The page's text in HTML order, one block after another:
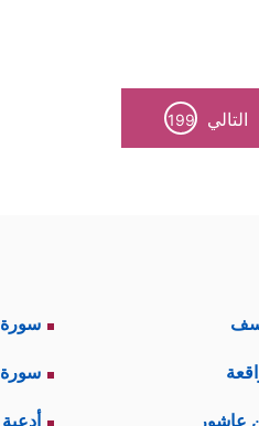
الله وحده هو الذي
لَكَ لَبَّيْكَ ...»
،
التالي 199
سورة
عاشور